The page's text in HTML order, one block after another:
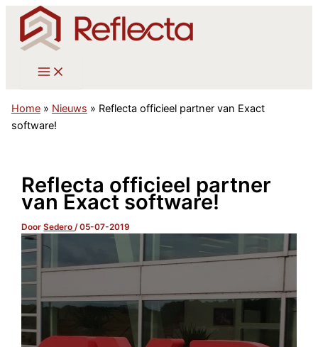
inhoud
Home» Nieuws » Reflecta officieel partner van Exact
software!
Reflecta officieel partner
van Exact software!
DoorSedero/05-07-2019